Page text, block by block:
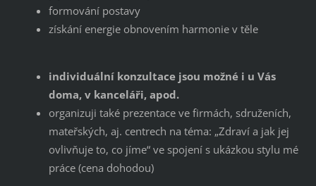
formování postavy
získání energie obnovením harmonie v těle
individuální konzultace jsou možné i u Vás
doma, v kanceláři, apod.
organizuji také prezentace ve firmách, sdruženích,
mateřských, aj. centrech na téma: „Zdraví a jak jej
ovlivňuje to, co jíme“ ve spojení s ukázkou stylu mé
práce (cena dohodou)